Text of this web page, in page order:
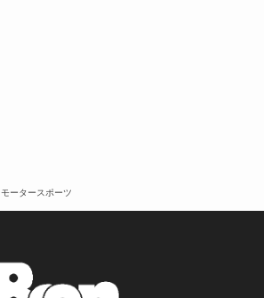
モータースポーツ